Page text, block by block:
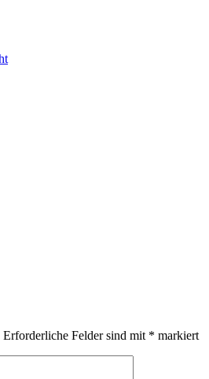
Erforderliche Felder sind mit * markiert